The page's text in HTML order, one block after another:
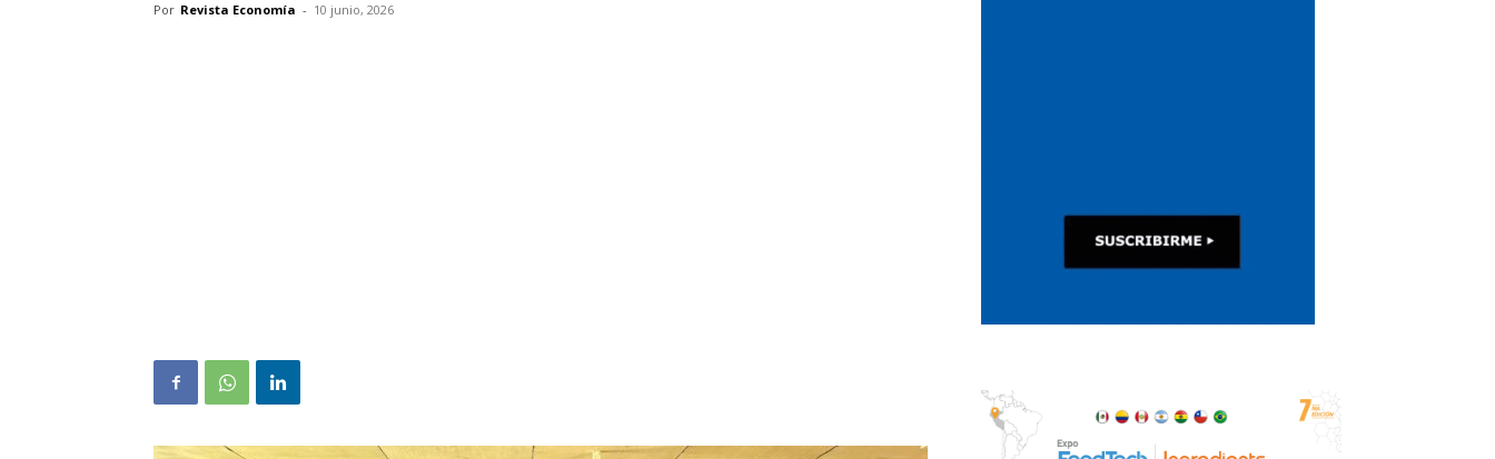
Por Revista Economía - 10 junio, 2026